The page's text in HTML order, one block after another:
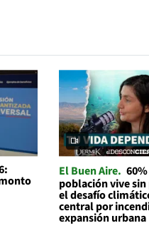
El Buen Aire
población vive
el desafío
central por
expansión urbana